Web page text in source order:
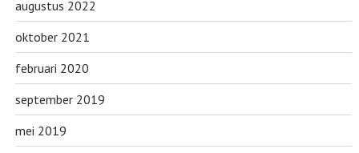
augustus 2022
oktober 2021
februari 2020
september 2019
mei 2019